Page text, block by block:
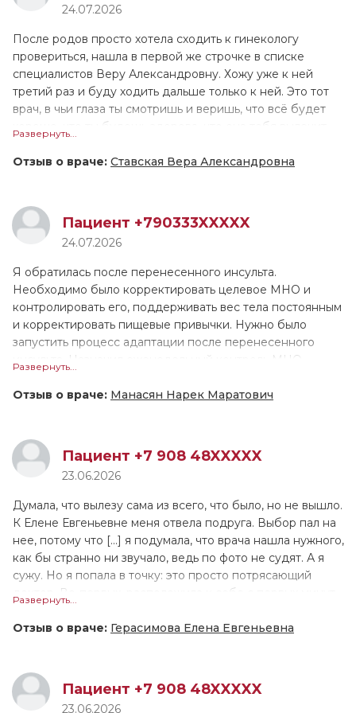
сделала всё, что требовалось. Особо хотелось бы
диагностику, она действовала очень бережно, в отличие
от многих других врачей, которых я посещала ранее.
ещё ни 1 врач не принимал меня настолько долго!
Валентина Геннадьевна назначила лечение, и сейчас мы
поддерживаем связь, контролируем моё состояние.
Причём она не только подробно расписала как
принимать препараты, но и устно всё проговорила. У
меня довольно сложный, не рядовой случай, поэтому
ритм пока не восстановился, но мы надеемся, что всё
наладится. Если это лечение не поможет, в августе
снова обращусь к В.Г. Тарасовой.
24.07.2026
После родов просто хотела сходить к гинекологу
провериться, нашла в первой же строчке в списке
специалистов Веру Александровну. Хожу уже к ней
третий раз и буду ходить дальше только к ней. Это тот
врач, в чьи глаза ты смотришь и веришь, что всё будет
хорошо, что ты будешь здорова, что она тебя вылечит,
работу, как будто она знает всё о всех болезнях и
Суперврач, очень бережное отношение, шутит, смеётся,
объясняет всё дословно, очень образованна и
квалифицированна. Не стесняясь можно задавать любые
вопросы, тебе на них ответят, очень располагает к себе,
улыбается. Меня удивляет, что я прихожу к ней раз в
год, а она всё знает, что было год назад, с чем я к ней
приходила до этого, она всё помнит. Мне всегда
попадались грубые специалисты в этой сфере, идя на
приём, я думала будет так же, и не важно, была ли я в
частной клинике или нет, но Вера Александровна такая
переживает за каждого своего пациента искренне, а не
просто для галочки, как часто бывает. Приём длился 40
Развернуть...
Отзыв о враче: Ставская Вера Александровна
Пациент +790333XXXXX
24.07.2026
Я обратилась после перенесенного инсульта.
Необходимо было корректировать целевое МНО и
контролировать его, поддерживать вес тела постоянным
и корректировать пищевые привычки. Нужно было
запустить процесс адаптации после перенесенного
инсульта. Назначил еженедельный контроль МНО.
предельно точно и понятно. Общее впечатление о
Доктор очень знающий, компетентный, глубокий, знает
хорошо кардиологию и неврологию. Доктор очень
аккуратный, ответственный, очень позитивный человек.
Развернуть...
Отзыв о враче: Манасян Нарек Маратович
Пациент +7 908 48XXXXX
23.06.2026
Думала, что вылезу сама из всего, что было, но не вышло.
К Елене Евгеньевне меня отвела подруга. Выбор пал на
нее, потому что [...] я подумала, что врача нашла нужного,
как бы странно ни звучало, ведь по фото не судят. А я
сужу. Но я попала в точку: это просто потрясающий
доктор. Во-первых, расположила к себе с первых минут
меня. Лечение не пришлось подбирать долго, Елена
она слушала и не перебивала, как убеждала, что все
трудности временны, просто нужно помочь психике
Развернуть...
Отзыв о враче: Герасимова Елена Евгеньевна
Пациент +7 908 48XXXXX
23.06.2026